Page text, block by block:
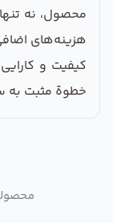
محصول، نه
هزینه‌های
کیفیت و
خطوة مثبت به